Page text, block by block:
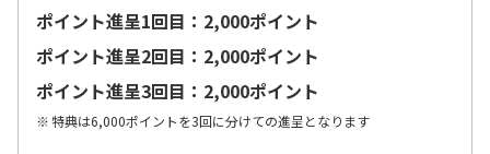
ポイント進呈1回目：2,000ポイント
ポイント進呈2回目：2,000ポイント
ポイント進呈3回目：2,000ポイント
特典は6,000ポイントを3回に分けての進呈となります